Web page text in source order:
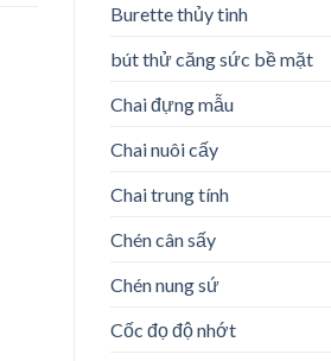
Burette thủy tinh
bút thử căng sức bề mặt
Chai đựng mẫu
Chai nuôi cấy
Chai trung tính
Chén cân sấy
Chén nung sứ
Cốc đọ độ nhớt